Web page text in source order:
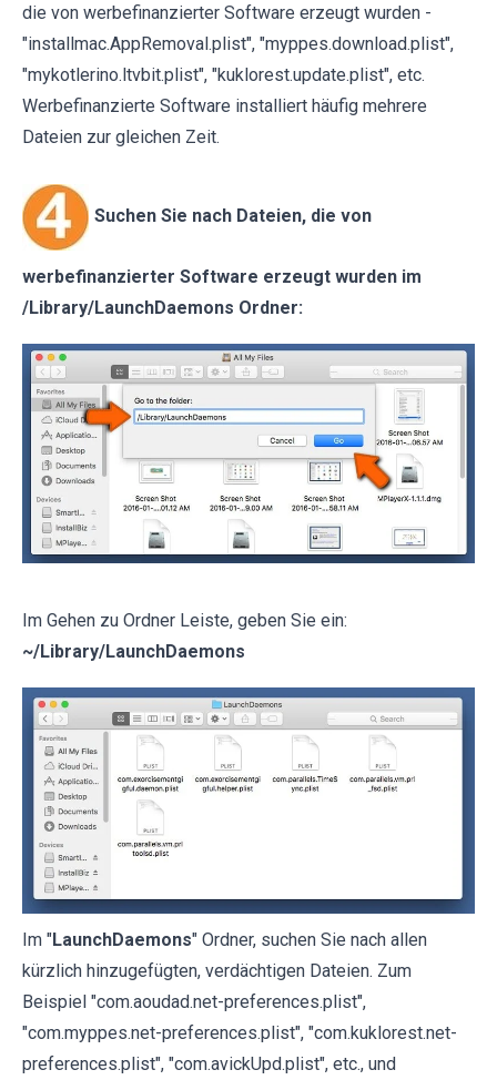
die von werbefinanzierter Software erzeugt wurden -
"installmac.AppRemoval.plist", "myppes.download.plist",
"mykotlerino.ltvbit.plist", "kuklorest.update.plist", etc.
Werbefinanzierte Software installiert häufig mehrere
Dateien zur gleichen Zeit.
Suchen Sie nach Dateien, die von
werbefinanzierter Software erzeugt wurden im
/Library/LaunchDaemons Ordner:
Im Gehen zu Ordner Leiste, geben Sie ein:
~/Library/LaunchDaemons
Im "LaunchDaemons" Ordner, suchen Sie nach allen
kürzlich hinzugefügten, verdächtigen Dateien. Zum
Beispiel "com.aoudad.net-preferences.plist",
"com.myppes.net-preferences.plist", "com.kuklorest.net-
preferences.plist", "com.avickUpd.plist", etc., und